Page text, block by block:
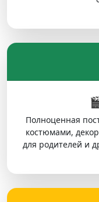
Полноценная
костюмами,
для родителей и